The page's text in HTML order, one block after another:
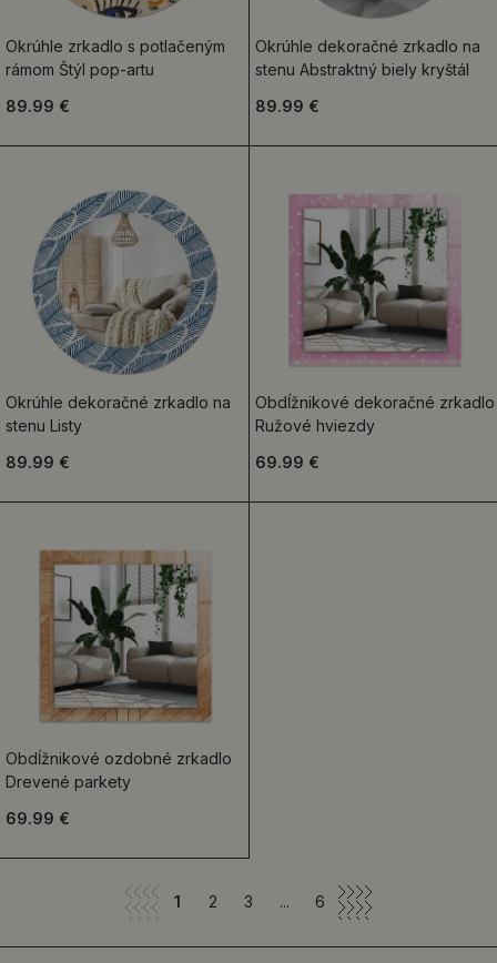
Okrúhle zrkadlo s potlačeným
rámom Štýl pop-artu
89.99 €
Okrúhle dekoračné zrkadlo na
stenu Abstraktný biely kryštál
89.99 €
Okrúhle dekoračné zrkadlo na
stenu Listy
89.99 €
Obdĺžnikové dekoračné zrkadlo
Ružové hviezdy
69.99 €
Obdĺžnikové ozdobné zrkadlo
Drevené parkety
69.99 €
1 2 3 ... 6